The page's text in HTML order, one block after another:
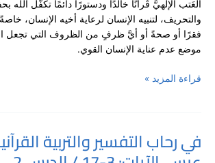
العَتب الإلهيَّ قُرآنًا خالدًا ودستورًا دائمًا تكفَّل الله
والتحريف، لتنبيه الإنسان لرعاية أخيه الإنسان،
فقرًا أو صحةً أو أيَّ ظرفٍ من الظروف التي تجعل
موضع عدم عناية الإنسان القوي.
عبس،
الآيات:
17-
32
الدرس
قراءة المزيد »
في رحاب التفسير والتربية
في
رحاب